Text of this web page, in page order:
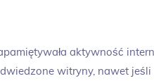
aktywność
witryny, nawet